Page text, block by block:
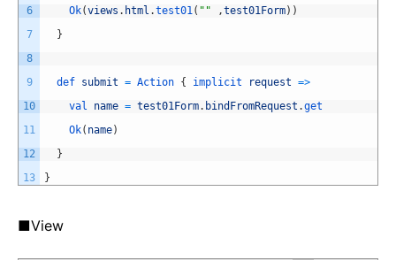
6
7
8
9
10
11
12
13
Ok(views . html .test01 ( "" ,test01Form) )
}
def submit = Action { implicit request =>
val name = test01Form. bindFromRequest .get
Ok( name)
}
}
■View